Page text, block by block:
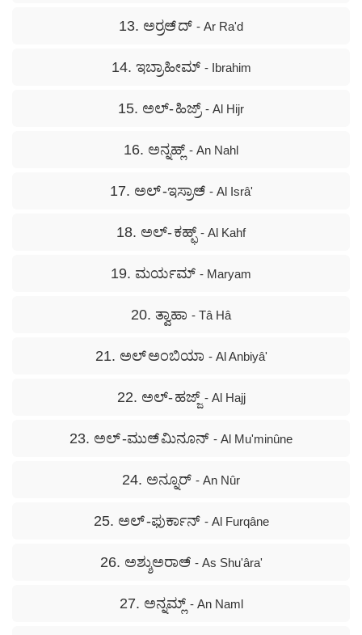
13. ಅರ್‍ರಅ್ ದ್ - Ar Ra'd
14. ಇಬ್ರಾಹೀಮ್ - Ibrahim
15. ಅಲ್- ಹಿಜ್ರ್ - Al Hijr
16. ಅನ್ನಹ್ಲ್ - An Nahl
17. ಅಲ್ -ಇಸ್ರಾಅ್ - Al Isrâ'
18. ಅಲ್- ಕಹ್ಫ್ - Al Kahf
19. ಮರ್ಯಮ್ - Maryam
20. ತ್ವಾಹಾ - Tâ Hâ
21. ಅಲ್ ಅಂಬಿಯಾ - Al Anbiyâ'
22. ಅಲ್- ಹಜ್ಜ್ - Al Hajj
23. ಅಲ್ -ಮುಅ್ ಮಿನೂನ್ - Al Mu'minûne
24. ಅನ್ನೂರ್ - An Nûr
25. ಅಲ್ -ಫುರ್ಕಾನ್ - Al Furqâne
26. ಅಶ್ಶುಅರಾಅ್ - As Shu'âra'
27. ಅನ್ನಮ್ಲ್ - An Naml